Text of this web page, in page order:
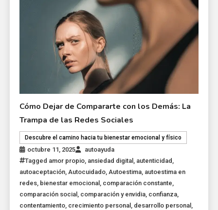
Cómo Dejar de Compararte con los Demás: La
Trampa de las Redes Sociales
Descubre el camino hacia tu bienestar emocional y físico
octubre 11, 2025
autoayuda
Tagged amor propio, ansiedad digital , autenticidad ,
autoaceptación,Autocuidado,Autoestima, autoestima en
redes, bienestar emocional , comparación constante,
comparación social , comparación y envidia, confianza,
contentamiento, crecimiento personal , desarrollo personal ,